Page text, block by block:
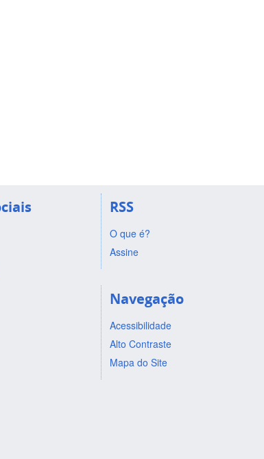
RSS
O que é?
Assine
Navegação
Acessibilidade
Alto Contraste
Mapa do Site